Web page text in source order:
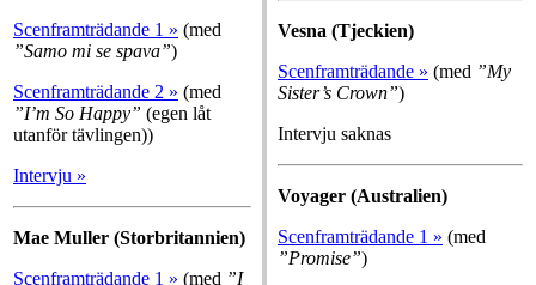
Scenframträdande 1 » (med
”Samo mi se spava”)
Scenframträdande 2 » (med
”I’m So Happy” (egen låt
utanför tävlingen))
Intervju »
Mae Muller (Storbritannien)
Scenframträdande 1 » (med ”I
Vesna (Tjeckien)
Scenframträdande » (med ”My
Sister’s Crown”)
Intervju saknas
Voyager (Australien)
Scenframträdande 1 » (med
”Promise”)